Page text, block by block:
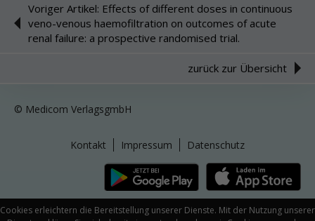
Cookies erleichtern die Bereitstellung unserer Dienste. Mit der Nutzung unserer
Voriger Artikel: Effects of different doses in continuous
veno-venous haemofiltration on outcomes of acute
renal failure: a prospective randomised trial.
zurück zur Übersicht
© Medicom VerlagsgmbH
Kontakt Impressum Datenschutz